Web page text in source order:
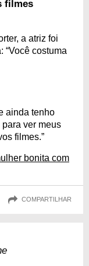
filmes
a atriz foi
“Você costuma
ainda tenho
ver meus
filmes.”
bonita com
COMPARTILHAR